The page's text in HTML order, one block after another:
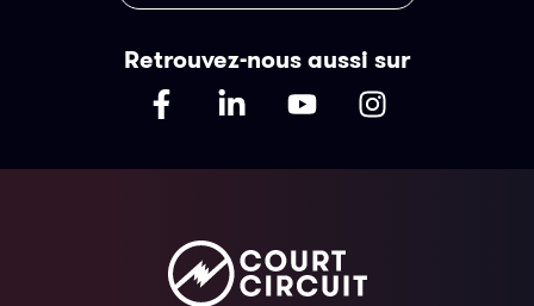
Retrouvez-nous aussi sur